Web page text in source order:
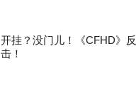
开挂？没门儿！《CFHD》
击！